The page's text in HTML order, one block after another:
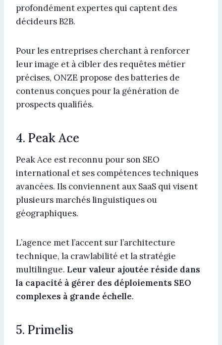
profondément expertes qui captent des
décideurs B2B.
Pour les entreprises cherchant à renforcer
leur image et à cibler des requêtes métier
précises, ONZE propose des batteries de
contenus conçues pour la génération de
prospects qualifiés.
4. Peak Ace
Peak Ace est reconnu pour son SEO
international et ses compétences techniques
avancées. Ils conviennent aux SaaS qui visent
plusieurs marchés linguistiques ou
géographiques.
L’agence met l’accent sur l’architecture
technique, la crawlabilité et la stratégie
multilingue. Leur valeur ajoutée réside dans
la capacité à gérer des déploiements SEO
complexes à grande échelle.
5. Primelis